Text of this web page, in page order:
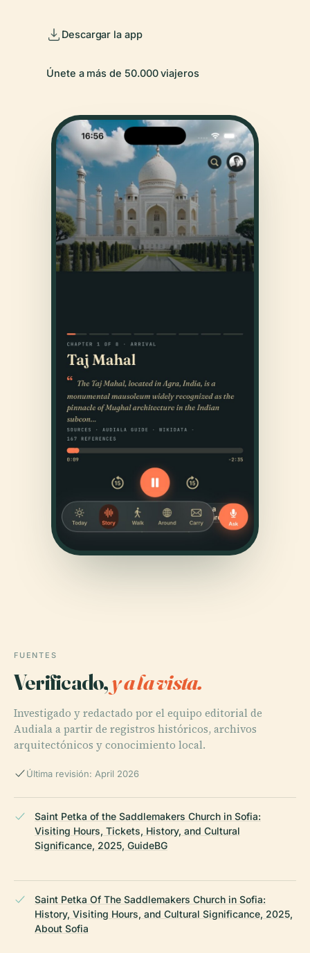
Descargar la app
Únete a más de 50.000 viajeros
FUENTES
Verificado,y a la vista.
Investigado y redactado por el equipo editorial de
Audiala a partir de registros históricos, archivos
arquitectónicos y conocimiento local.
Última revisión: April 2026
Saint Petka of the Saddlemakers Church in Sofia:
Visiting Hours, Tickets, History, and Cultural
Significance, 2025, GuideBG
Saint Petka Of The Saddlemakers Church in Sofia:
History, Visiting Hours, and Cultural Significance, 2025,
About Sofia